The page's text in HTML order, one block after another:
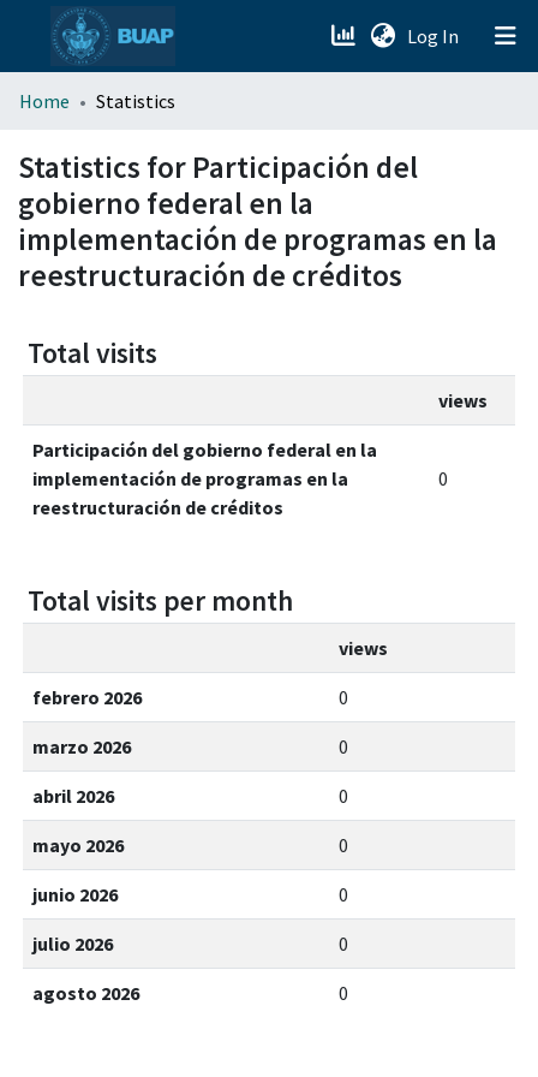
Log In (current)
menu.section.about_menu
All of DSpace
Home Statistics
Statistics for Participación del
gobierno federal en la
implementación de programas en la
reestructuración de créditos
Total visits
views
Participación del gobierno federal en la
implementación de programas en la
reestructuración de créditos
0
Total visits per month
views
febrero 2026 0
marzo 2026 0
abril 2026 0
mayo 2026 0
junio 2026 0
julio 2026 0
agosto 2026 0